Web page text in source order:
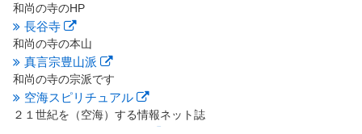
2012年7月(10)
2012年6月
2012年5月(16)
2012年4月 (16)
2012年3月(17)
2012年2月(20)
2012年1月(25)
和尚の寺のHP
長谷寺
和尚の寺の本山
真言宗豊山派
和尚の寺の宗派です
空海スピリチュアル
２１世紀を（空海）する情報ネット誌